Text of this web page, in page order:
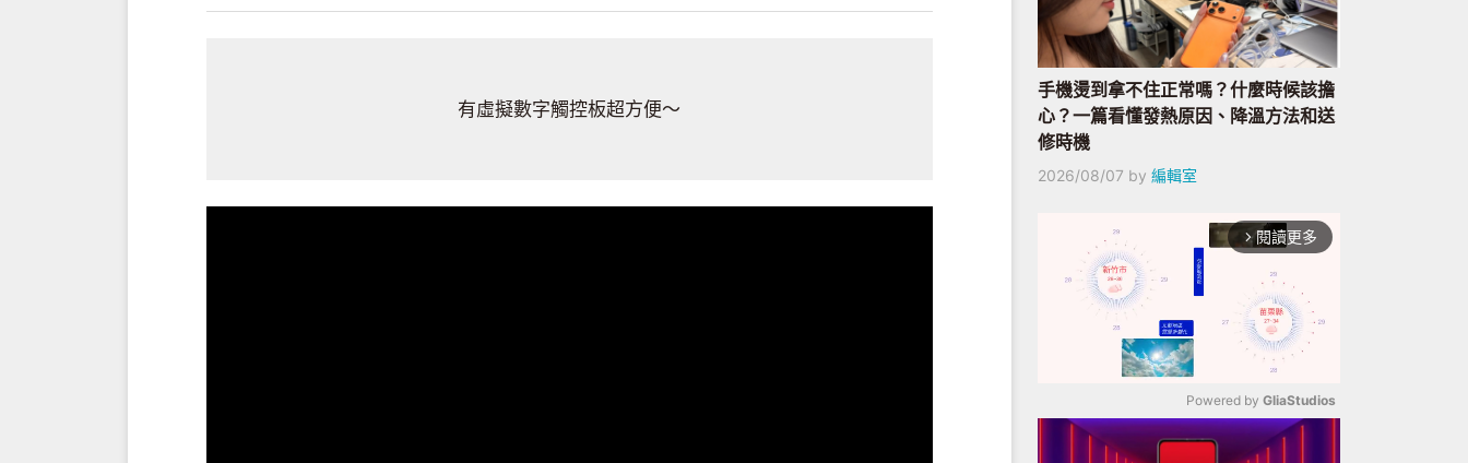
有虛擬數字觸控板超方便～
手機燙到拿不住正常嗎？什麼時候該擔
心？一篇看懂發熱原因、降溫方法和送
修時機
2026/08/07 by 編輯室
arrow_forward_ios 閱讀更多
Powered by GliaStudios